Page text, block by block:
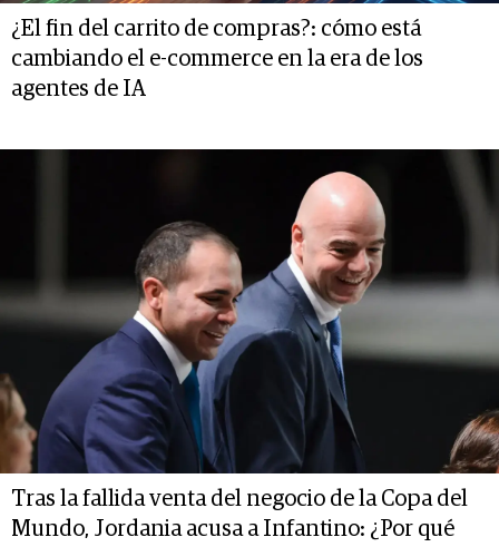
¿El fin del carrito de compras?: cómo está
cambiando el e-commerce en la era de los
agentes de IA
Tras la fallida venta del negocio de la Copa del
Mundo, Jordania acusa a Infantino: ¿Por qué